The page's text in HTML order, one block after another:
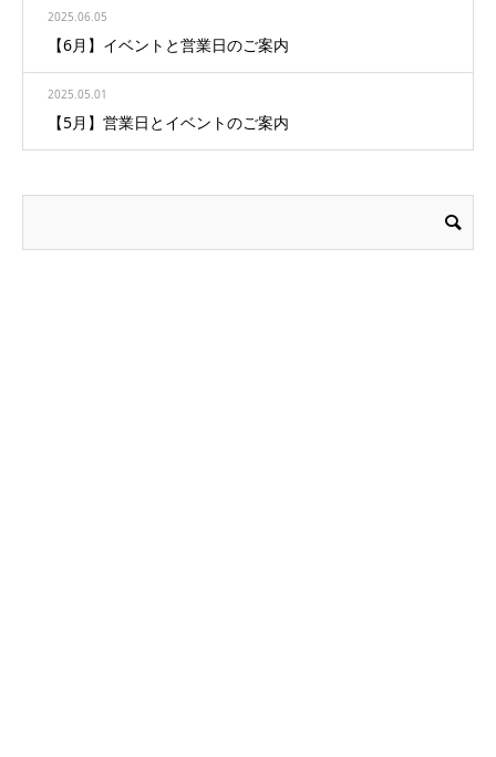
2025.06.05
【6月】イベントと営業日のご案内
2025.05.01
【5月】営業日とイベントのご案内